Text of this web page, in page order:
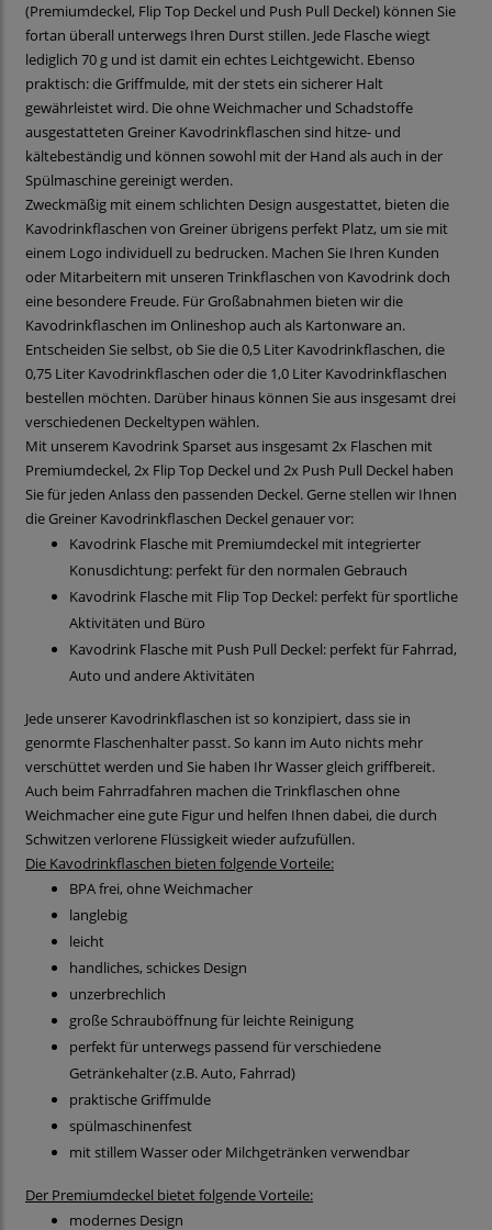
(Premiumdeckel, Flip Top Deckel und Push Pull Deckel) können Sie
fortan überall unterwegs Ihren Durst stillen. Jede Flasche wiegt
lediglich 70 g und ist damit ein echtes Leichtgewicht. Ebenso
praktisch: die Griffmulde, mit der stets ein sicherer Halt
gewährleistet wird. Die ohne Weichmacher und Schadstoffe
ausgestatteten Greiner Kavodrinkflaschen sind hitze- und
kältebeständig und können sowohl mit der Hand als auch in der
Spülmaschine gereinigt werden.
Zweckmäßig mit einem schlichten Design ausgestattet, bieten die
Kavodrinkflaschen von Greiner übrigens perfekt Platz, um sie mit
einem Logo individuell zu bedrucken. Machen Sie Ihren Kunden
oder Mitarbeitern mit unseren Trinkflaschen von Kavodrink doch
eine besondere Freude. Für Großabnahmen bieten wir die
Kavodrinkflaschen im Onlineshop auch als Kartonware an.
Entscheiden Sie selbst, ob Sie die 0,5 Liter Kavodrinkflaschen, die
0,75 Liter Kavodrinkflaschen oder die 1,0 Liter Kavodrinkflaschen
bestellen möchten. Darüber hinaus können Sie aus insgesamt drei
verschiedenen Deckeltypen wählen.
Mit unserem Kavodrink Sparset aus insgesamt 2x Flaschen mit
Premiumdeckel, 2x Flip Top Deckel und 2x Push Pull Deckel haben
Sie für jeden Anlass den passenden Deckel. Gerne stellen wir Ihnen
die Greiner Kavodrinkflaschen Deckel genauer vor:
Kavodrink Flasche mit Premiumdeckel mit integrierter
Konusdichtung: perfekt für den normalen Gebrauch
Kavodrink Flasche mit Flip Top Deckel: perfekt für sportliche
Aktivitäten und Büro
Kavodrink Flasche mit Push Pull Deckel: perfekt für Fahrrad,
Auto und andere Aktivitäten
Jede unserer Kavodrinkflaschen ist so konzipiert, dass sie in
genormte Flaschenhalter passt. So kann im Auto nichts mehr
verschüttet werden und Sie haben Ihr Wasser gleich griffbereit.
Auch beim Fahrradfahren machen die Trinkflaschen ohne
Weichmacher eine gute Figur und helfen Ihnen dabei, die durch
Schwitzen verlorene Flüssigkeit wieder aufzufüllen.
Die Kavodrinkflaschen bieten folgende Vorteile:
BPA frei, ohne Weichmacher
langlebig
leicht
handliches, schickes Design
unzerbrechlich
große Schrauböffnung für leichte Reinigung
perfekt für unterwegs passend für verschiedene
Getränkehalter (z.B. Auto, Fahrrad)
praktische Griffmulde
spülmaschinenfest
mit stillem Wasser oder Milchgetränken verwendbar
Der Premiumdeckel bietet folgende Vorteile:
modernes Design